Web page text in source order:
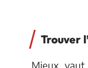
Trouver
Mieux